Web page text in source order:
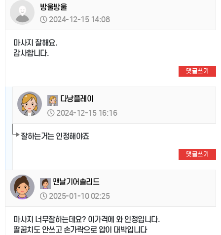
방울방울
2024-12-15 14:08
마사지 잘해요.
감사합니다.
댓글쓰기
다낭플레이
2024-12-15 16:16
잘하는거는 인정해야죠
댓글쓰기
맨날기어솔리드
2025-01-10 02:25
마사지 너무잘하는데요? 이가격에 와 인정입니다.
팔꿈치도 안쓰고 손가락으로 압이 대박입니다